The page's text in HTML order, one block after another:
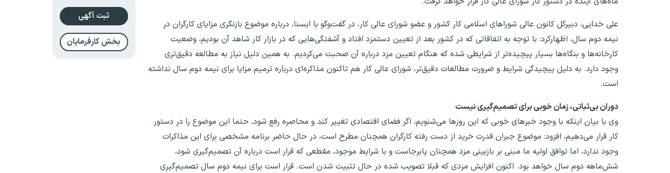
علی خدایی، دبیرکل کانون عالی شوراهای اسلامی کار کشور و عضو شورای عالی کار، در گفت‌وگو با ایسنا، درباره موضوع بازنگری مزایای کارگران در
نیمه دوم سال، اظهارکرد: با توجه به اتفاقاتی که در کشور بعد از تعیین دستمزد افتاد و آشفتگی‌هایی که در بازار کار شاهد آن بودیم، وضعیت
کارخانه‌ها و بنگاه‌ها بسیار پیچیده‌تر از شرایطی شده که هنگام تعیین مزد درباره آن صحبت می‌کردیم. به همین دلیل نیاز به مطالعه دقیق‌تری
وجود دارد. به دلیل پیچیدگی شرایط و ضرورت مطالعات دقیق‌تر، شورای عالی کار هم تاکنون مذاکره‌ای درباره ترمیم مزایا برای نیمه دوم سال نداشته
است.
دوران بی‌ثباتی، زمان خوبی برای تصمیم‌گیری نیست
وی با بیان اینکه با وجود خبرهای خوبی که این روزها می‌شنویم، اگر فضای اقتصادی تغییر کند و محاصره رفع شود، حتما این موضوع را در دستور
کار قرار می‌دهیم، افزود: موضوع جبران قدرت خرید از دست رفته کارگران همچنان مطرح است، در حال حاضر برنامه مشخصی برای این مذاکرات
وجود ندارد، اما توافق اولیه ما مبنی بر بازبینی مزد همچنان پابرجاست و با شرایط موجود، مقطعی که قرار است درباره آن تصمیم‌گیری شود،
شش‌ماهه دوم سال خواهد بود. اکنون افزایش مزدی که قبلا تصویب شده در حال تثبیت شدن است. قرار است برای نیمه دوم سال تصمیم‌گیری
ثبت آگهی
بخش کارفرمایان